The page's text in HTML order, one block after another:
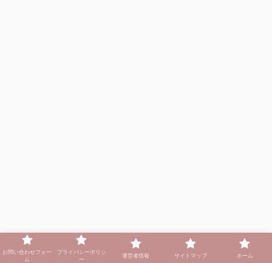
お問い合わせフォー
ム
プライバシーポリシ
ー
運営者情報 サイトマップ ホーム